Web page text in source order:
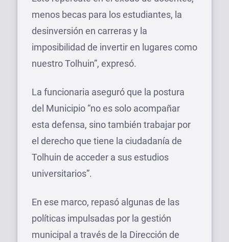
menos becas para los estudiantes, la
desinversión en carreras y la
imposibilidad de invertir en lugares como
nuestro Tolhuin”, expresó.
La funcionaria aseguró que la postura
del Municipio “no es solo acompañar
esta defensa, sino también trabajar por
el derecho que tiene la ciudadanía de
Tolhuin de acceder a sus estudios
universitarios”.
En ese marco, repasó algunas de las
políticas impulsadas por la gestión
municipal a través de la Dirección de